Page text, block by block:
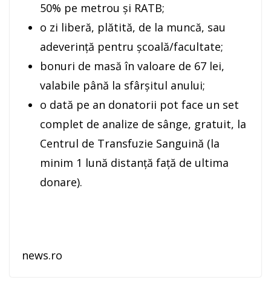
50% pe metrou şi RATB;
o zi liberă, plătită, de la muncă, sau
adeverinţă pentru şcoală/facultate;
bonuri de masă în valoare de 67 lei,
valabile până la sfârşitul anului;
o dată pe an donatorii pot face un set
complet de analize de sânge, gratuit, la
Centrul de Transfuzie Sanguină (la
minim 1 lună distanţă faţă de ultima
donare).
news.ro